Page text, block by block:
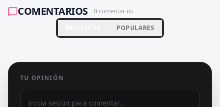
COMENTARIOS 0 comentarios
POPULARES
TU OPINIÓN